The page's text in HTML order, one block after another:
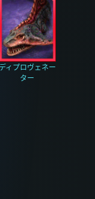
ディプロヴェネー
ター